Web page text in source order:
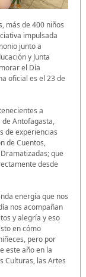
más de 400 niños
impulsada
junto a
y Junta
el Día
oficial es el 23 de
a
de Antofagasta,
de experiencias
de Cuentos,
que
desde
energía que nos
nos acompañan
y alegría y eso
en cómo
pero por
este año en la
Culturas, las Artes